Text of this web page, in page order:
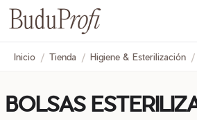
Inicio / Tienda / Higiene & Esterilización /
BOLSAS